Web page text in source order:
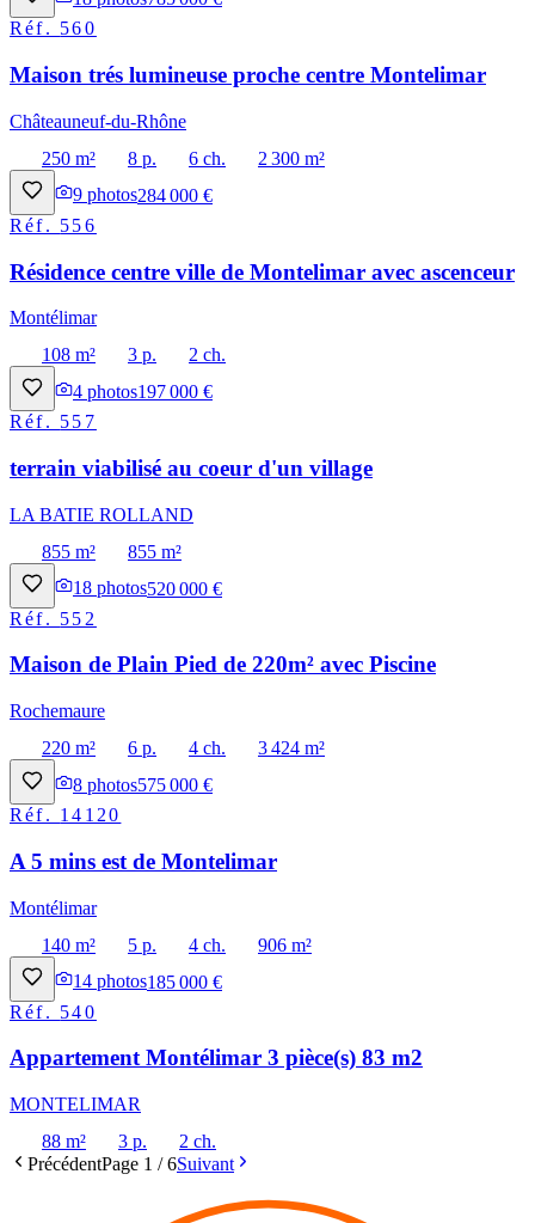
Réf. 560
Maison trés lumineuse proche centre Montelimar
Châteauneuf-du-Rhône
250 m²
8 p. 6 ch.
2 300 m²
9 photos284 000 €
Réf. 556
Résidence centre ville de Montelimar avec ascenceur
Montélimar
108 m²
3 p.
2 ch.
4 photos197 000 €
Réf. 557
terrain viabilisé au coeur d'un village
LA BATIE ROLLAND
855 m²
855 m²
18 photos520 000 €
Réf. 552
Maison de Plain Pied de 220m² avec Piscine
Rochemaure
220 m²
6 p. 4 ch.
3 424 m²
8 photos575 000 €
Réf. 14120
A 5 mins est de Montelimar
Montélimar
140 m²
5 p. 4 ch.
906 m²
14 photos185 000 €
Réf. 540
Appartement Montélimar 3 pièce(s) 83 m2
MONTELIMAR
88 m²
3 p.
2 ch.
PrécédentPage 1 /6Suivant